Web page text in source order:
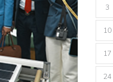
3
10
17
24